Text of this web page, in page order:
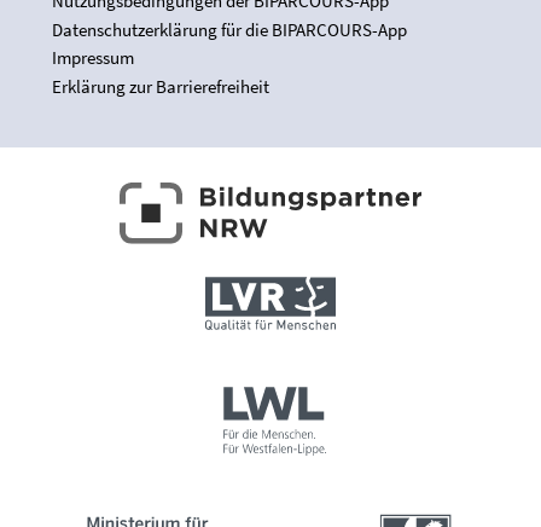
Datenschutzerklärung für die BIPARCOURS-App
Impressum
Erklärung zur Barrierefreiheit